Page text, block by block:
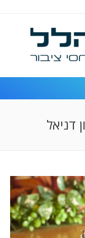
דניאל